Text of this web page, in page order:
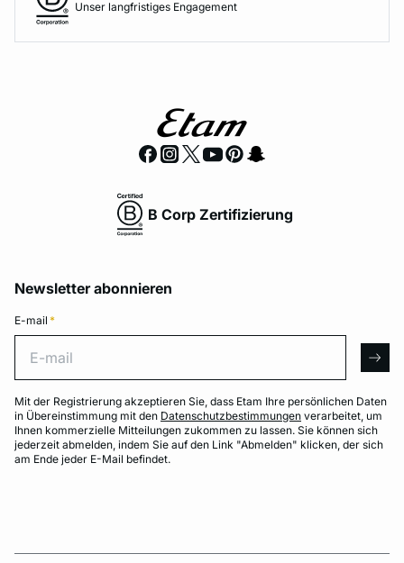
Unser langfristiges Engagement
B Corp Zertifizierung
Newsletter abonnieren
E-mail *
Mit der Registrierung akzeptieren Sie, dass Etam Ihre persönlichen Daten
in Übereinstimmung mit den Datenschutzbestimmungen verarbeitet, um
Ihnen kommerzielle Mitteilungen zukommen zu lassen. Sie können sich
jederzeit abmelden, indem Sie auf den Link "Abmelden" klicken, der sich
am Ende jeder E-Mail befindet.